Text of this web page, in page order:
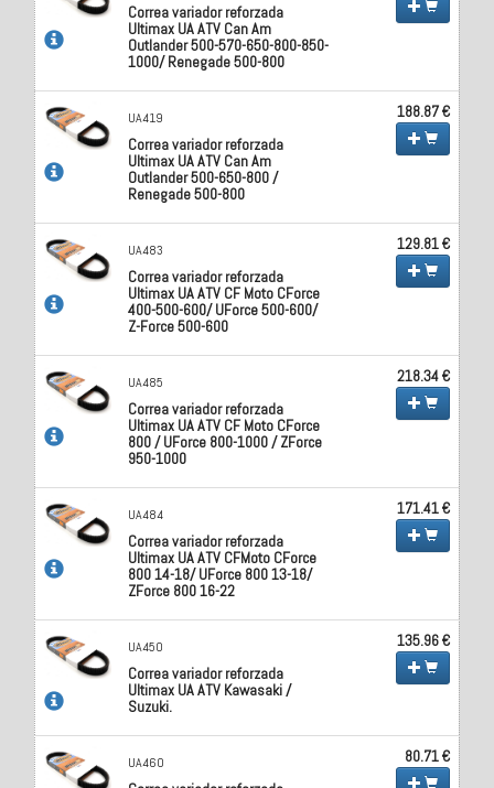
Correa variador reforzada
Ultimax UA ATV Can Am
Outlander 500-570-650-800-850-
1000/ Renegade 500-800
UA419
Correa variador reforzada
Ultimax UA ATV Can Am
Outlander 500-650-800 /
Renegade 500-800
188.87 €
UA483
Correa variador reforzada
Ultimax UA ATV CF Moto CForce
400-500-600/ UForce 500-600/
Z-Force 500-600
129.81 €
UA485
Correa variador reforzada
Ultimax UA ATV CF Moto CForce
800 / UForce 800-1000 / ZForce
950-1000
218.34 €
UA484
Correa variador reforzada
Ultimax UA ATV CFMoto CForce
800 14-18/ UForce 800 13-18/
ZForce 800 16-22
171.41 €
UA450
Correa variador reforzada
Ultimax UA ATV Kawasaki /
Suzuki.
135.96 €
UA460 80.71 €